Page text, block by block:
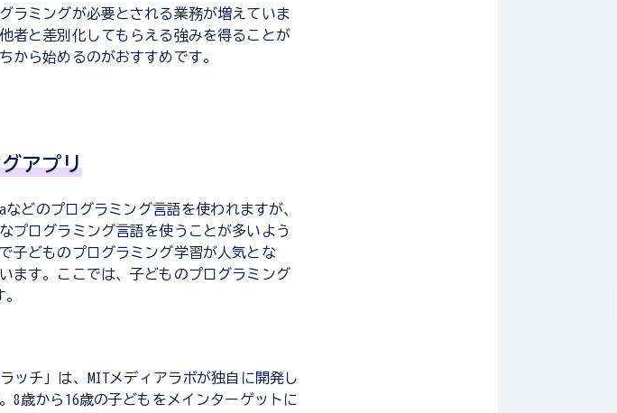
ラミングが必要とされる業務が増えていま
者と差別化してもらえる強みを得ることが
から始めるのがおすすめです。
アプリ
どのプログラミング言語を使われますが、
プログラミング言語を使うことが多いよう
子どものプログラミング学習が人気とな
ます。ここでは、子どものプログラミング
ッチ」は、MITメディアラボが独自に開発し
8歳から16歳の子どもをメインターゲットに